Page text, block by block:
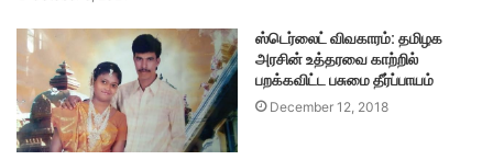
ஸ்டெர்லைட் விவகாரம்: தமிழக
அரசின் உத்தரவை காற்றில்
பறக்கவிட்ட பசுமை தீர்ப்பாயம்
December 12, 2018